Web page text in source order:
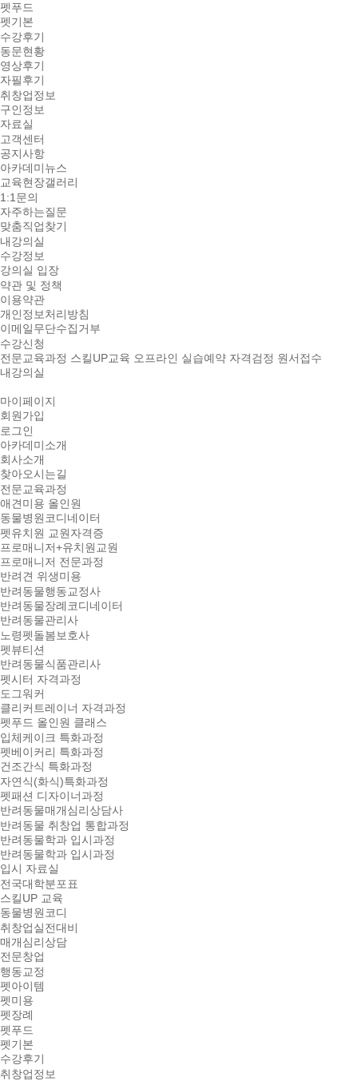
펫푸드
펫기본
수강후기
동문현황
영상후기
자필후기
취창업정보
구인정보
자료실
고객센터
공지사항
아카데미뉴스
교육현장갤러리
1:1문의
자주하는질문
맞춤직업찾기
내강의실
수강정보
강의실 입장
약관 및 정책
이용약관
개인정보처리방침
이메일무단수집거부
수강신청
전문교육과정 스킬UP교육 오프라인 실습예약 자격검정 원서접수
내강의실
마이페이지
회원가입
로그인
아카데미소개
회사소개
찾아오시는길
전문교육과정
애견미용 올인원
동물병원코디네이터
펫유치원 교원자격증
프로매니저+유치원교원
프로매니저 전문과정
반려견 위생미용
반려동물행동교정사
반려동물장례코디네이터
반려동물관리사
노령펫돌봄보호사
펫뷰티션
반려동물식품관리사
펫시터 자격과정
도그워커
클리커트레이너 자격과정
펫푸드 올인원 클래스
입체케이크 특화과정
펫베이커리 특화과정
건조간식 특화과정
자연식(화식)특화과정
펫패션 디자이너과정
반려동물매개심리상담사
반려동물 취창업 통합과정
반려동물학과 입시과정
반려동물학과 입시과정
입시 자료실
전국대학분포표
스킬UP 교육
동물병원코디
취창업실전대비
매개심리상담
전문창업
행동교정
펫아이템
펫미용
펫장례
펫푸드
펫기본
수강후기
취창업정보